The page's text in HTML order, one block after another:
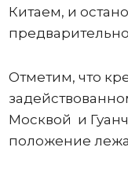
Китаем, и
Отметим, что
Москвой и
положение